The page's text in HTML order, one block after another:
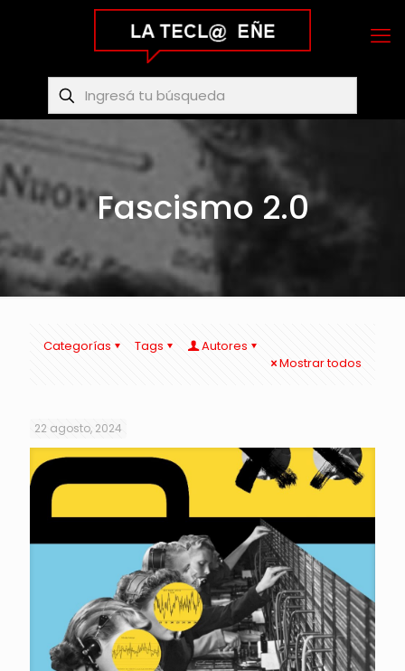
Fascismo 2.0
Categorías Tags
Autores
Mostrar todos
22 agosto, 2024